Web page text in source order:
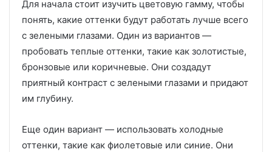
Для начала стоит изучить цветовую гамму, чтобы
понять, какие оттенки будут работать лучше всего
с зелеными глазами. Один из вариантов —
пробовать теплые оттенки, такие как золотистые,
бронзовые или коричневые. Они создадут
приятный контраст с зелеными глазами и придают
им глубину.
Еще один вариант — использовать холодные
оттенки, такие как фиолетовые или синие. Они